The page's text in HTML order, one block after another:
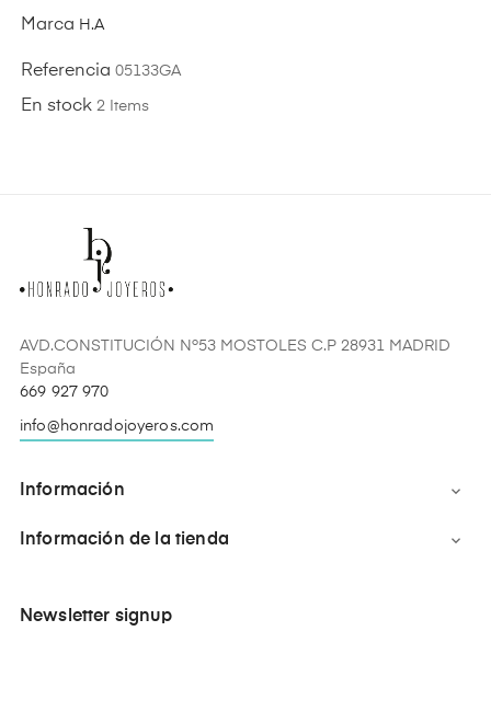
Marca H.A
Referencia 05133GA
En stock 2 Items
AVD.CONSTITUCIÓN Nº53 MOSTOLES C.P 28931 MADRID
España
669 927 970
info@honradojoyeros.com
Información 
Información de la tienda 
Newsletter signup